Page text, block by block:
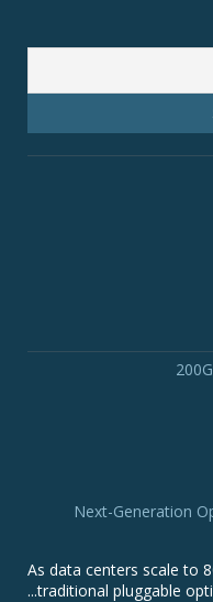
Next-Generation
As data centers scale to
traditional pluggable